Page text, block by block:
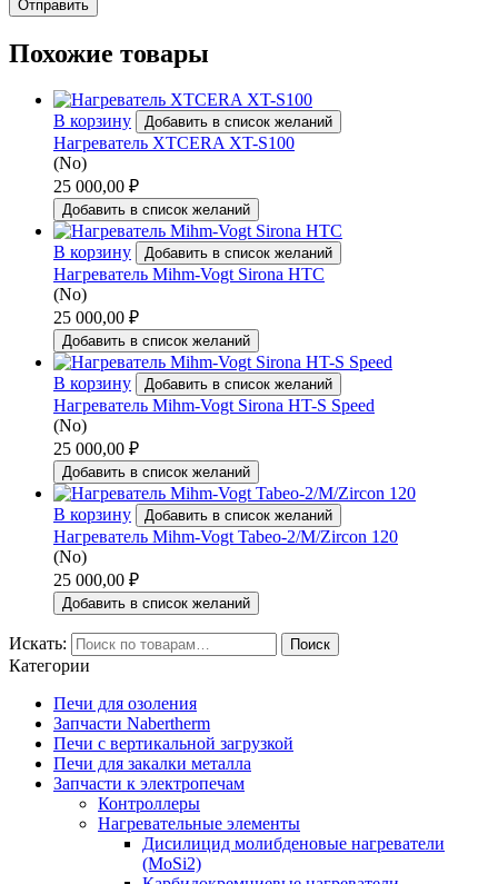
Похожие товары
В корзину Добавить в список желаний
Нагреватель XTCERA XT-S100
(No)
25 000,00 ₽
Добавить в список желаний
В корзину Добавить в список желаний
Нагреватель Mihm-Vogt Sirona HTC
(No)
25 000,00 ₽
Добавить в список желаний
В корзину Добавить в список желаний
Нагреватель Mihm-Vogt Sirona HT-S Speed
(No)
25 000,00 ₽
Добавить в список желаний
В корзину Добавить в список желаний
Нагреватель Mihm-Vogt Tabeo-2/M/Zircon 120
(No)
25 000,00 ₽
Добавить в список желаний
Искать: Поиск
Категории
Печи для озоления
Запчасти Nabertherm
Печи с вертикальной загрузкой
Печи для закалки металла
Запчасти к электропечам
Контроллеры
Нагревательные элементы
Дисилицид молибденовые нагреватели
(MoSi2)